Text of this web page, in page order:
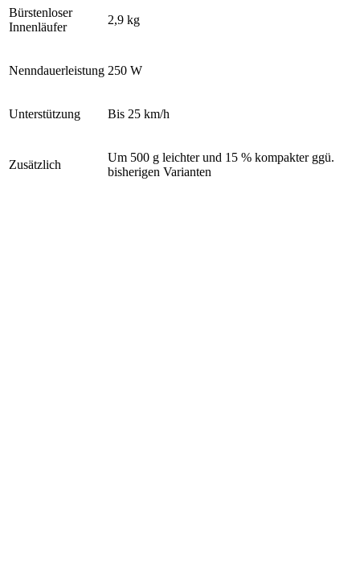
Bürstenloser
Innenläufer
2,9 kg
Nenndauerleistung 250 W
Unterstützung Bis 25 km/h
Zusätzlich
Um 500 g leichter und 15 % kompakter ggü.
bisherigen Varianten